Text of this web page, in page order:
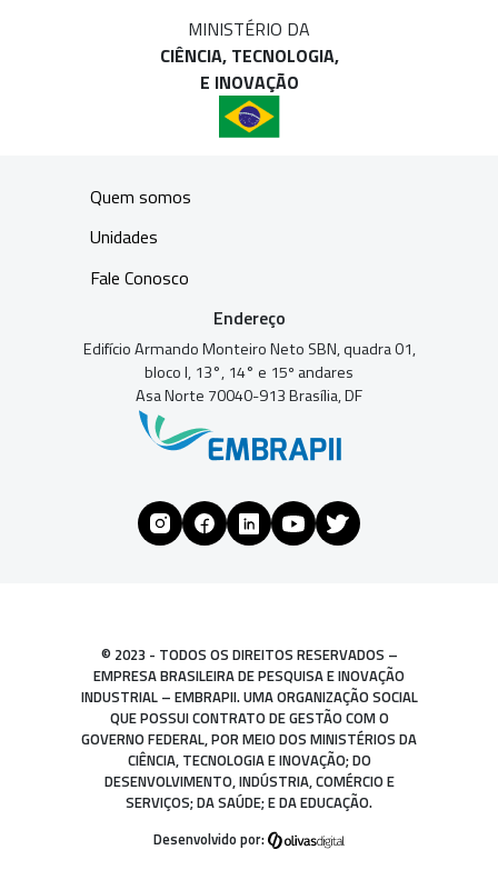
MINISTÉRIO DA
CIÊNCIA, TECNOLOGIA,
E INOVAÇÃO
Quem somos
Unidades
Fale Conosco
Endereço
Edifício Armando Monteiro Neto SBN, quadra 01,
bloco I, 13°, 14° e 15º andares
Asa Norte 70040-913 Brasília, DF
© 2023 - TODOS OS DIREITOS RESERVADOS –
EMPRESA BRASILEIRA DE PESQUISA E INOVAÇÃO
INDUSTRIAL – EMBRAPII. UMA ORGANIZAÇÃO SOCIAL
QUE POSSUI CONTRATO DE GESTÃO COM O
GOVERNO FEDERAL, POR MEIO DOS MINISTÉRIOS DA
CIÊNCIA, TECNOLOGIA E INOVAÇÃO; DO
DESENVOLVIMENTO, INDÚSTRIA, COMÉRCIO E
SERVIÇOS; DA SAÚDE; E DA EDUCAÇÃO.
Desenvolvido por: